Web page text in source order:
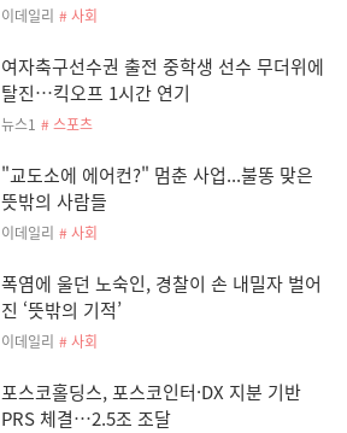
이데일리 # 사회
여자축구선수권 출전 중학생 선수 무더위에
탈진…킥오프 1시간 연기
뉴스1 # 스포츠
"교도소에 에어컨?" 멈춘 사업...불똥 맞은
뜻밖의 사람들
이데일리 # 사회
폭염에 울던 노숙인, 경찰이 손 내밀자 벌어
진 ‘뜻밖의 기적’
이데일리 # 사회
포스코홀딩스, 포스코인터·DX 지분 기반
PRS 체결…2.5조 조달